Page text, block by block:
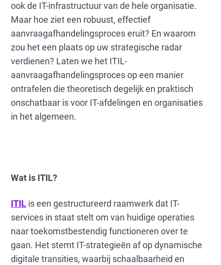
ook de IT-infrastructuur van de hele organisatie.
Maar hoe ziet een robuust, effectief
aanvraagafhandelingsproces eruit? En waarom
zou het een plaats op uw strategische radar
verdienen? Laten we het ITIL-
aanvraagafhandelingsproces op een manier
ontrafelen die theoretisch degelijk en praktisch
onschatbaar is voor IT-afdelingen en organisaties
in het algemeen.
Wat is ITIL?
ITIL is een gestructureerd raamwerk dat IT-
services in staat stelt om van huidige operaties
naar toekomstbestendig functioneren over te
gaan. Het stemt IT-strategieën af op dynamische
digitale transities, waarbij schaalbaarheid en